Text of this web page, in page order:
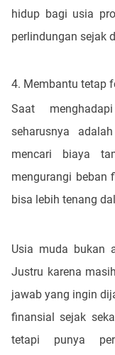
hidup bagi usia
perlindungan sejak
4. Membantu tetap
Saat
seharusnya
mencari biaya
mengurangi beban
bisa lebih tenang
Usia muda bukan
Justru karena
jawab yang ingin
finansial sejak
tetapi punya